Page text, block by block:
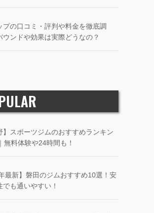
プの口コミ・評判や料金を徹底調
ウンドや効果は実際どうなの？
】スポーツジムのおすすめランキン
無料体験や24時間も！
最新】磐田のジムおすすめ10選！安
でも通いやすい！